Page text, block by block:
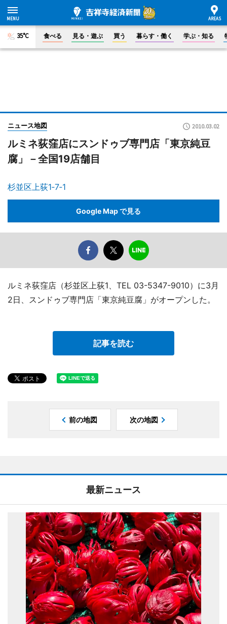
35°C 食べる 見る・遊ぶ 買う 暮らす・働く 学ぶ・知る
ニュース地図 2010.03.02
ルミネ荻窪店にスンドゥブ専門店「東京純豆
腐」－全国19店舗目
杉並区上荻1‐7‐1
Google Map で見る
ルミネ荻窪店（杉並区上荻1、TEL 03-5347-9010）に3月
2日、スンドゥブ専門店「東京純豆腐」がオープンした。
記事を読む
前の地図 次の地図
最新ニュース